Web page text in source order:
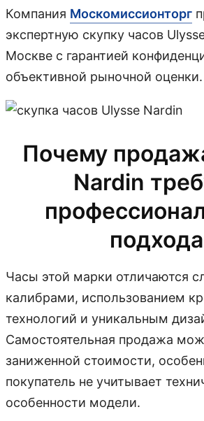
Компания Москомиссионторг
экспертную скупку часов
Москве с гарантией
объективной рыночной оценки.
Почему
Nardin
подхода
Часы этой марки отличаются
калибрами, использованием
технологий и уникальным
Самостоятельная продажа
заниженной стоимости,
покупатель не учитывает
особенности модели.